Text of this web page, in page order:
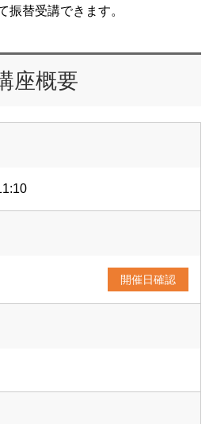
振替受講できます。
座概要
開催日確認